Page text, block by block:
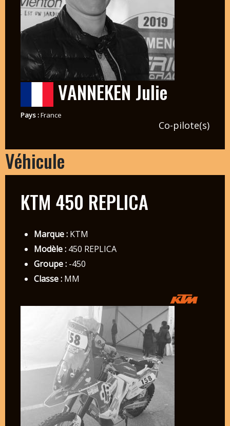
VANNEKEN Julie
Pays :France
Co-pilote(s)
Véhicule
KTM 450 REPLICA
Marque :KTM
Modèle :450 REPLICA
Groupe :-450
Classe :MM